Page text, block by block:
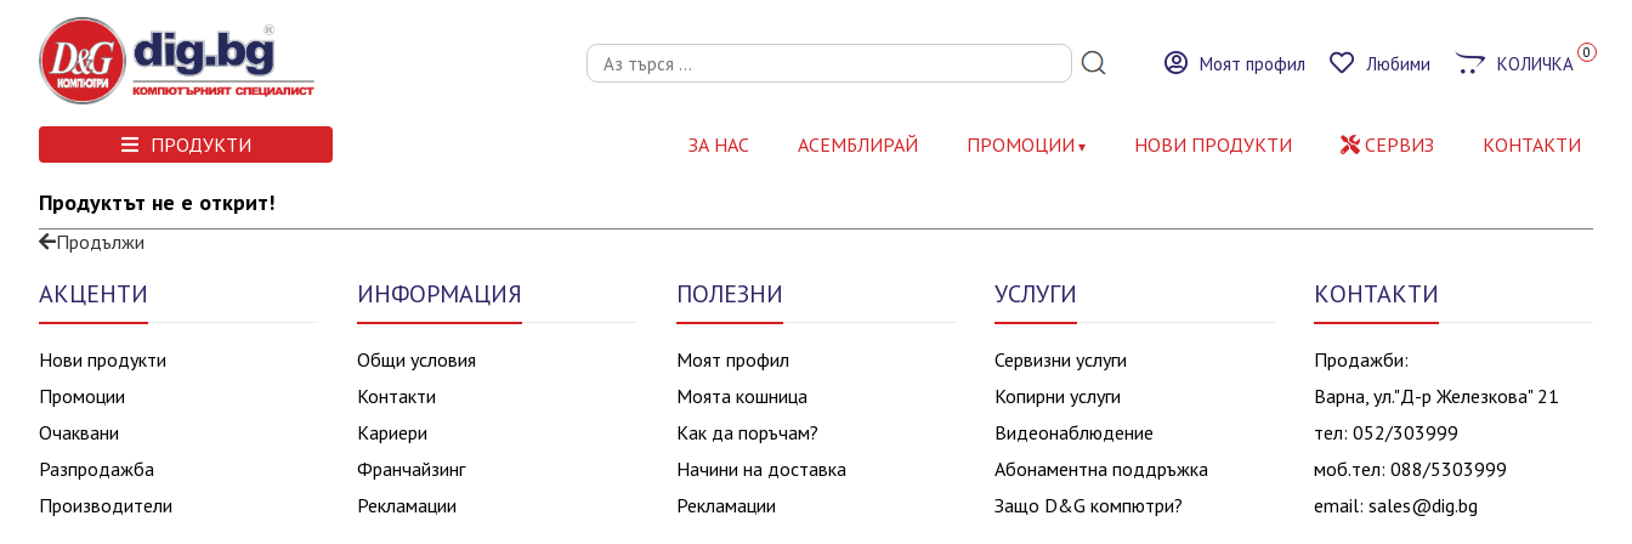
Моят профил Любими КОЛИЧКА 0
ПРОДУКТИ ЗА НАС АСЕМБЛИРАЙ ПРОМОЦИИ НОВИ ПРОДУКТИ СЕРВИЗ КОНТАКТИ
Продуктът не е открит!
Продължи
АКЦЕНТИ
Нови продукти
Промоции
Очаквани
Разпродажба
Производители
ИНФОРМАЦИЯ
Общи условия
Контакти
Кариери
Франчайзинг
Рекламации
ПОЛЕЗНИ
Моят профил
Моята кошница
Как да поръчам?
Начини на доставка
Рекламации
УСЛУГИ
Сервизни услуги
Копирни услуги
Видеонаблюдение
Абонаментна поддръжка
Защо D&G компютри?
КОНТАКТИ
Продажби:
Варна, ул."Д-р Железкова" 21
тел: 052/303999
моб.тел: 088/5303999
email: sales@dig.bg